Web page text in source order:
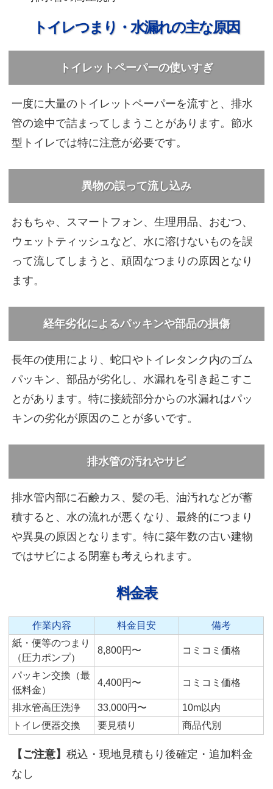
トイレつまり・水漏れの主な原因
トイレットペーパーの使いすぎ
一度に大量のトイレットペーパーを流すと、排水
管の途中で詰まってしまうことがあります。節水
型トイレでは特に注意が必要です。
異物の誤って流し込み
おもちゃ、スマートフォン、生理用品、おむつ、
ウェットティッシュなど、水に溶けないものを誤
って流してしまうと、頑固なつまりの原因となり
ます。
経年劣化によるパッキンや部品の損傷
長年の使用により、蛇口やトイレタンク内のゴム
パッキン、部品が劣化し、水漏れを引き起こすこ
とがあります。特に接続部分からの水漏れはパッ
キンの劣化が原因のことが多いです。
排水管の汚れやサビ
排水管内部に石鹸カス、髪の毛、油汚れなどが蓄
積すると、水の流れが悪くなり、最終的につまり
や異臭の原因となります。特に築年数の古い建物
ではサビによる閉塞も考えられます。
料金表
作業内容 料金目安
備考
紙・便等のつまり
（圧力ポンプ）
8,800円〜 コミコミ価格
パッキン交換（最
低料金）
4,400円〜 コミコミ価格
排水管高圧洗浄 33,000円〜
10m以内
トイレ便器交換
要見積り 商品代別
【ご注意】税込・現地見積もり後確定・追加料金
なし